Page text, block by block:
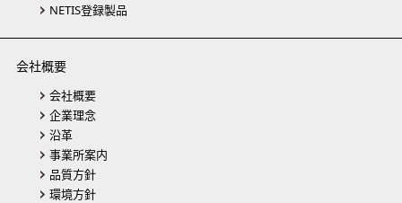
NETIS登録製品
会社概要
会社概要
企業理念
沿革
事業所案内
品質方針
環境方針